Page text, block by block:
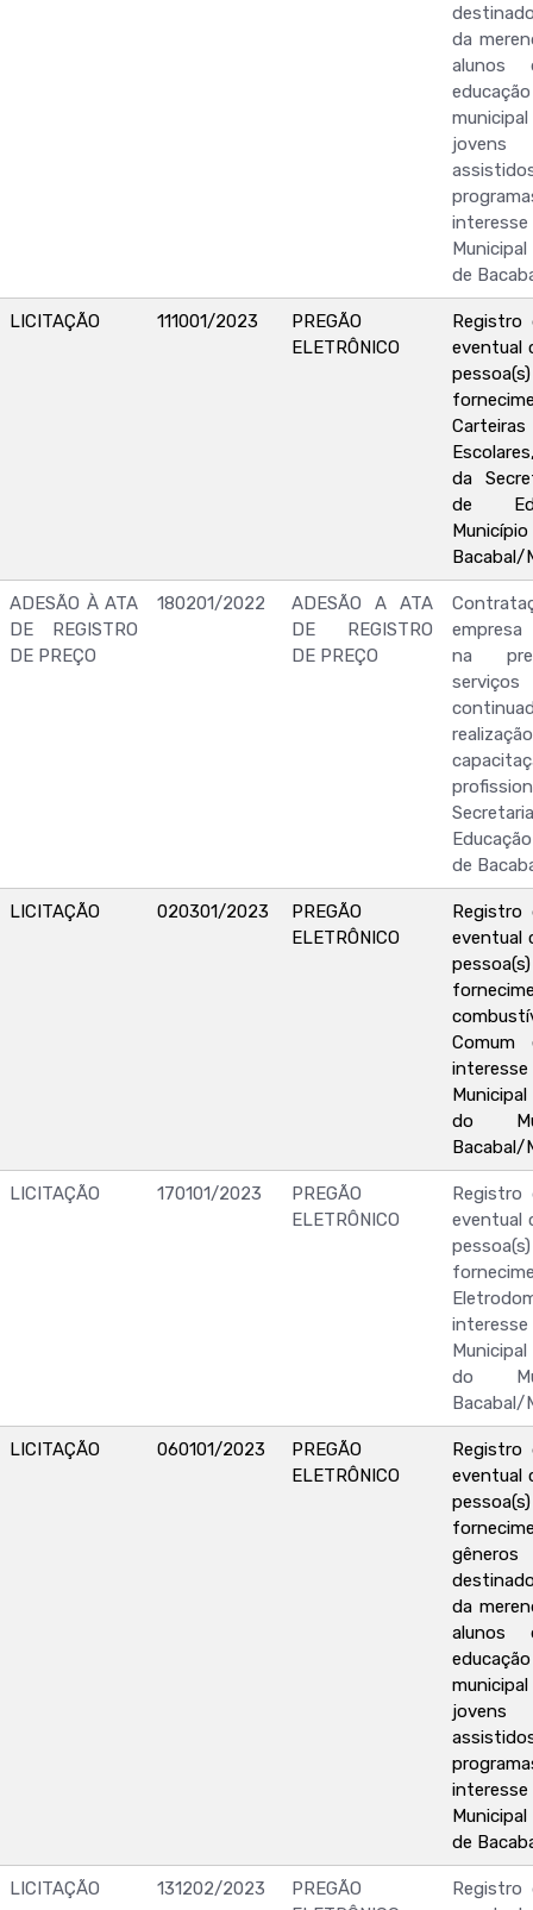
da
alunos
de
LICITAÇÃO 111001/2023
PREGÃO
ELETRÔNICO
Registro
eventual
da
de
Bacabal/
ADESÃO À ATA
DE REGISTRO
DE PREÇO
180201/2022
ADESÃO A ATA
DE REGISTRO
DE PREÇO
na
de
LICITAÇÃO 020301/2023
PREGÃO
ELETRÔNICO
Registro
eventual
Comum
do
Bacabal/
LICITAÇÃO 170101/2023
PREGÃO
ELETRÔNICO
Registro
eventual
do
Bacabal/
LICITAÇÃO 060101/2023
PREGÃO
ELETRÔNICO
Registro
eventual
da
alunos
de
LICITAÇÃO 131202/2023
PREGÃO
Registro